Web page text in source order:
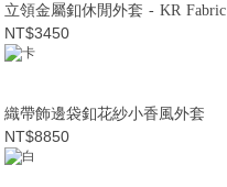
立領金屬釦休閒外套 - KR Fabric
NT$3450
織帶飾邊袋釦花紗小香風外套
NT$8850